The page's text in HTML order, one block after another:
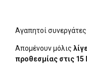
Αγαπητοί συνεργάτες
Απομένουν μόλις
προθεσμίας στις 15